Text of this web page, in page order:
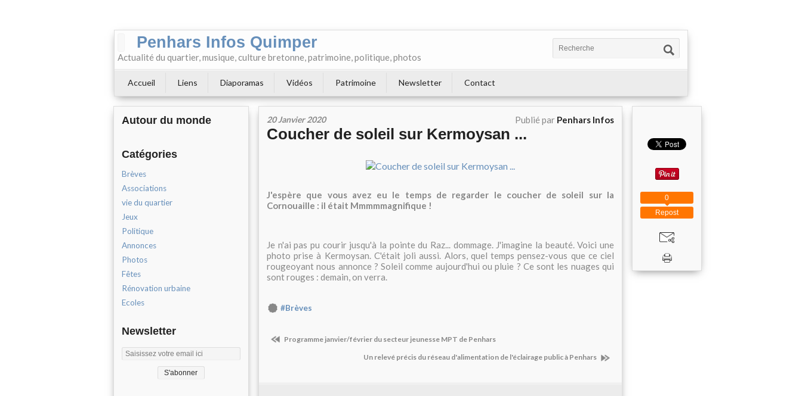
Penhars Infos Quimper
Actualité du quartier, musique, culture bretonne, patrimoine, politique, photos
Accueil Liens Diaporamas Vidéos Patrimoine Newsletter Contact
Autour du monde
Catégories
Brèves
Associations
vie du quartier
Jeux
Politique
Annonces
Photos
Fêtes
Rénovation urbaine
Ecoles
Newsletter
20 Janvier 2020 Publié par Penhars Infos
Coucher de soleil sur Kermoysan ...
J'espère que vous avez eu le temps de regarder le coucher de soleil sur la
Cornouaille : il était Mmmmmagnifique !
Je n'ai pas pu courir jusqu'à la pointe du Raz... dommage. J'imagine la beauté. Voici une
photo prise à Kermoysan. C'était joli aussi. Alors, quel temps pensez-vous que ce ciel
rougeoyant nous annonce ? Soleil comme aujourd'hui ou pluie ? Ce sont les nuages qui
sont rouges : demain, on verra.
#Brèves
Programme janvier/février du secteur jeunesse MPT de Penhars
Un relevé précis du réseau d'alimentation de l'éclairage public à Penhars
Repost
0